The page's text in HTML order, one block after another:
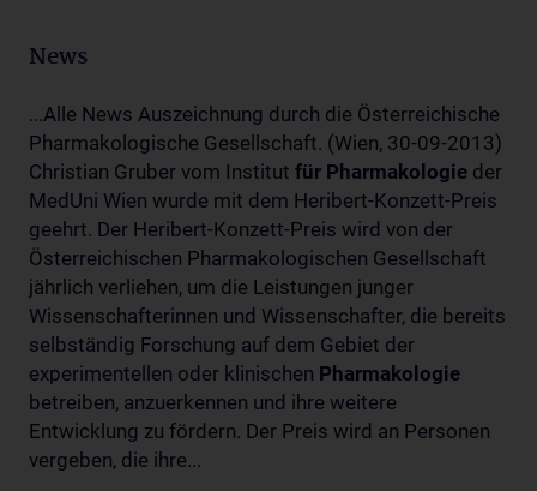
News
...Alle News Auszeichnung durch die Österreichische
Pharmakologische Gesellschaft. (Wien, 30-09-2013)
Christian Gruber vom Institut für Pharmakologie der
MedUni Wien wurde mit dem Heribert-Konzett-Preis
geehrt. Der Heribert-Konzett-Preis wird von der
Österreichischen Pharmakologischen Gesellschaft
jährlich verliehen, um die Leistungen junger
Wissenschafterinnen und Wissenschafter, die bereits
selbständig Forschung auf dem Gebiet der
experimentellen oder klinischen Pharmakologie
betreiben, anzuerkennen und ihre weitere
Entwicklung zu fördern. Der Preis wird an Personen
vergeben, die ihre...